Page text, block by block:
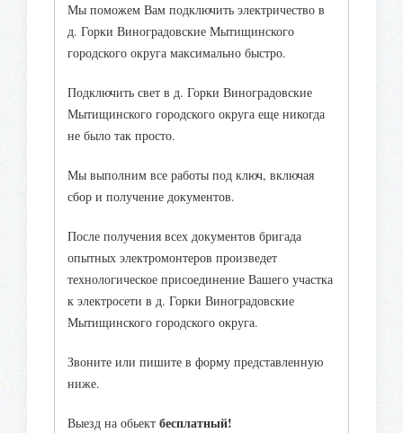
Мы поможем Вам подключить электричество в
д. Горки Виноградовские Мытищинского
городского округа максимально быстро.
Подключить свет в д. Горки Виноградовские
Мытищинского городского округа еще никогда
не было так просто.
Мы выполним все работы под ключ, включая
сбор и получение документов.
После получения всех документов бригада
опытных электромонтеров произведет
технологическое присоединение Вашего участка
к электросети в д. Горки Виноградовские
Мытищинского городского округа.
Звоните или пишите в форму представленную
ниже.
Выезд на обьект бесплатный!